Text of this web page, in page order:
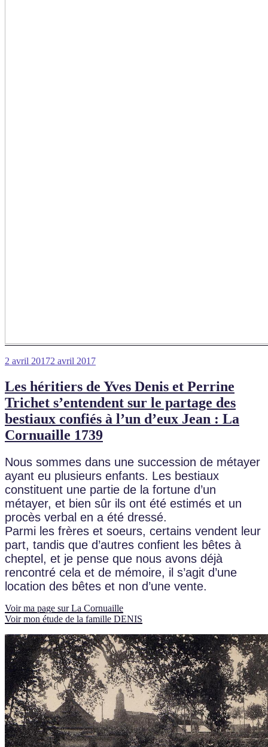
Publié
2 avril 20172 avril 2017
Les héritiers de Yves Denis et Perrine
Trichet s’entendent sur le partage des
bestiaux confiés à l’un d’eux Jean : La
Cornuaille 1739
Nous sommes dans une succession de métayer
ayant eu plusieurs enfants. Les bestiaux
constituent une partie de la fortune d’un
métayer, et bien sûr ils ont été estimés et un
procès verbal en a été dressé.
Parmi les frères et soeurs, certains vendent leur
part, tandis que d’autres confient les bêtes à
cheptel, et je pense que nous avons déjà
rencontré cela et de mémoire, il s’agit d’une
location des bêtes et non d’une vente.
Voir ma page sur La Cornuaille
Voir mon étude de la famille DENIS